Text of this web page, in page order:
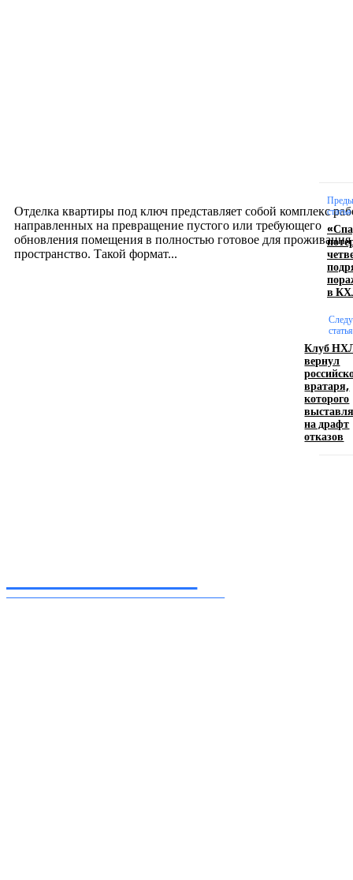
Отделка квартиры под ключ представляет собой комплекс
направленных на превращение пустого или требующего
обновления помещения в полностью готовое для проживания
пространство. Такой формат...
Девушка в бокале: легендарный номер бурлеска
статья
в
статья
Клуб
вернул
вратаря,
которого
на драфт
отказов